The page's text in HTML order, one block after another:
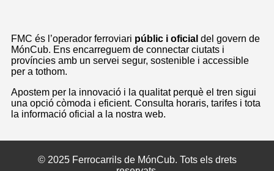
FMC és l’operador ferroviari públic i oficial del govern de
MónCub. Ens encarreguem de connectar ciutats i
províncies amb un servei segur, sostenible i accessible
per a tothom.
Apostem per la innovació i la qualitat perquè el tren sigui
una opció còmoda i eficient. Consulta horaris, tarifes i tota
la informació oficial a la nostra web.
© 2025 Ferrocarrils de MónCub. Tots els drets